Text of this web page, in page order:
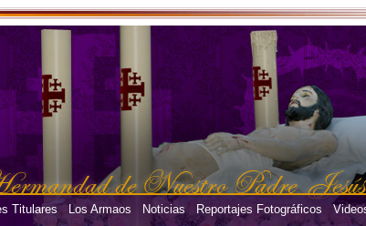
Titulares Los Armaos Noticias Reportajes Fotográficos